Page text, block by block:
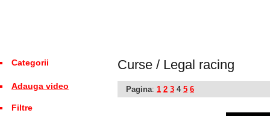
Categorii
Adauga video
Filtre
Curse / Legal racing
Pagina: 1 2 3 4 5 6